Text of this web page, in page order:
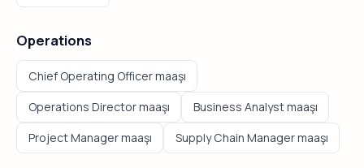
Operations
Chief Operating Officer maaşı
Operations Director maaşı Business Analyst maaşı
Project Manager maaşı Supply Chain Manager maaşı